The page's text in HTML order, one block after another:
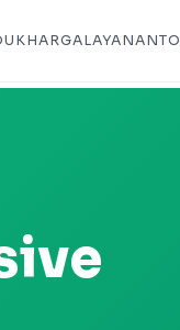
HARGALAYANAN